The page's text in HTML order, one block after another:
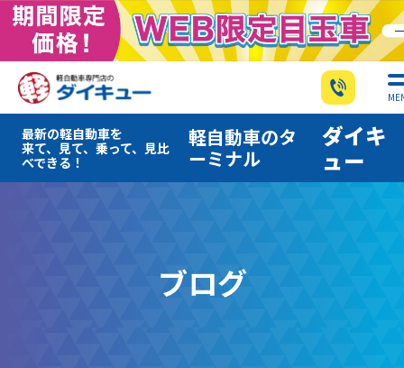
最新の軽自動車を
来て、見て、乗って、見比
べできる！
軽自動車のタ
ーミナル
ダイキ
ュー
ブログ